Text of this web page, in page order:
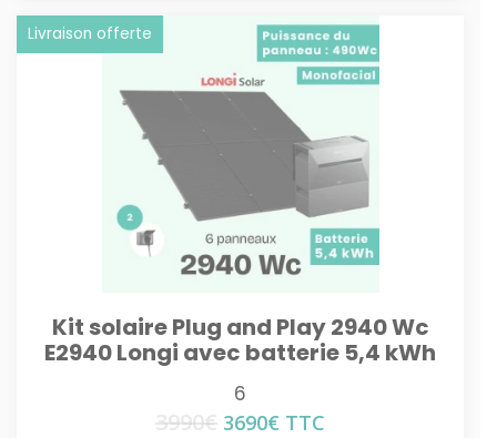
Kit solaire Plug and Play 2940 Wc
E2940 Longi avec batterie 5,4 kWh
Livraison offerte
6
3990€ Le
3690€ Le
TTC